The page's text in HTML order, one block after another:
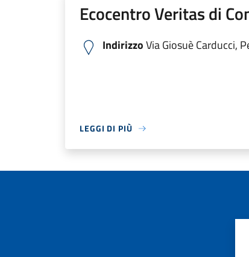
Ecocentro Veritas di
IndirizzoVia Giosuè Carducci,
LEGGI DI PIÙ